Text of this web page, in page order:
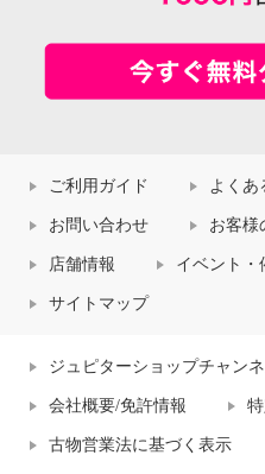
ご利用ガイド よくあ
お問い合わせ お客様
店舗情報 イベント・
サイトマップ
ジュピターショップチャン
会社概要/免許情報
古物営業法に基づく表示